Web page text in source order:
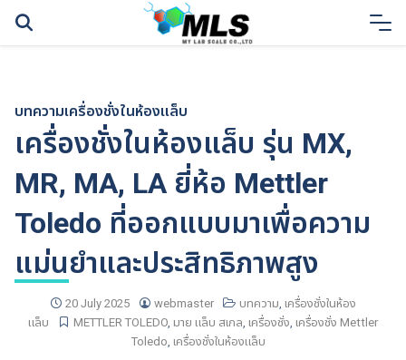
Skip
บทความเครื่องชั่งในห้องแล็บ
เครื่องชั่งในห้องแล็บ รุ่น MX,
MR, MA, LA ยี่ห้อ Mettler
Toledo ที่ออกแบบมาเพื่อความ
แม่นยำและประสิทธิภาพสูง
20 July 2025 webmaster บทความ, เครื่องชั่งในห้อง
แล็บ
METTLER TOLEDO, มาย แล็บ สเกล, เครื่องชั่ง, เครื่องชั่ง Mettler
Toledo, เครื่องชั่งในห้องแล็บ